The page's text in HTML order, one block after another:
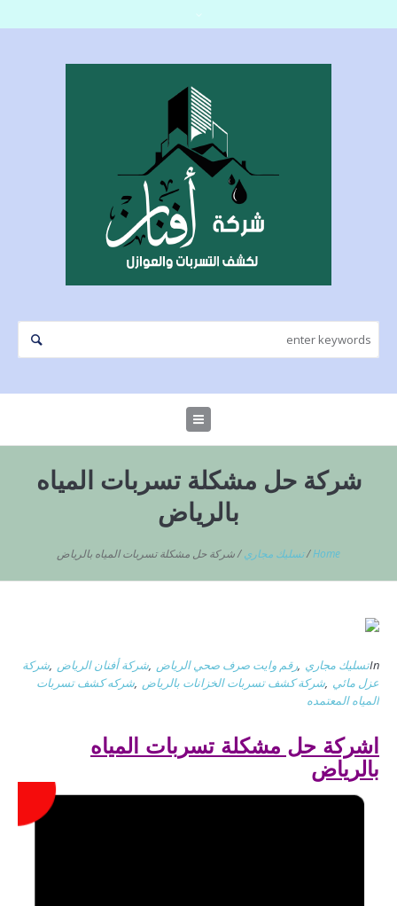
شركة حل مشكلة تسربات المياه
بالرياض
Home
/تسليك مجاري /شركة حل مشكلة تسربات المياه بالرياض
Inتسليك مجاري ,رقم وايت صرف صحي الرياض ,شركة أفنان الرياض ,شركة
عزل مائي ,شركة كشف تسربات الخزانات بالرياض ,شركه كشف تسربات
المياه المعتمده
اشركة حل مشكلة تسربات المياه
بالرياض